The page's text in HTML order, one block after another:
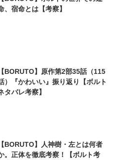
、宿命とは【考察】
【BORUTO】原作第2部35話（115
）『かわいい』振り返り【ボルト
タバレ考察】
【BORUTO】人神樹・左とは何者
。正体を徹底考察！【ボルト考